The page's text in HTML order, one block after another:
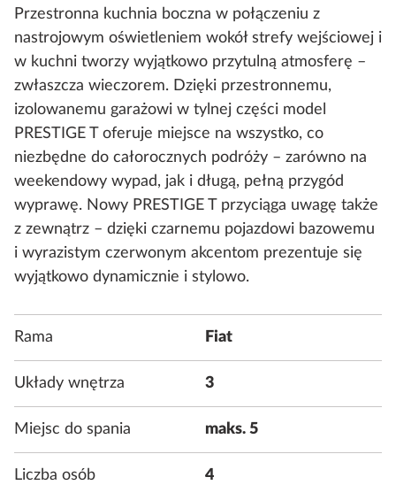
Przestronna kuchnia boczna w połączeniu z
nastrojowym oświetleniem wokół strefy wejściowej i
w kuchni tworzy wyjątkowo przytulną atmosferę –
zwłaszcza wieczorem. Dzięki przestronnemu,
izolowanemu garażowi w tylnej części model
PRESTIGE T oferuje miejsce na wszystko, co
niezbędne do całorocznych podróży – zarówno na
weekendowy wypad, jak i długą, pełną przygód
wyprawę. Nowy PRESTIGE T przyciąga uwagę także
z zewnątrz – dzięki czarnemu pojazdowi bazowemu
i wyrazistym czerwonym akcentom prezentuje się
wyjątkowo dynamicznie i stylowo.
Rama Fiat
Układy wnętrza 3
Miejsc do spania maks. 5
Liczba osób 4